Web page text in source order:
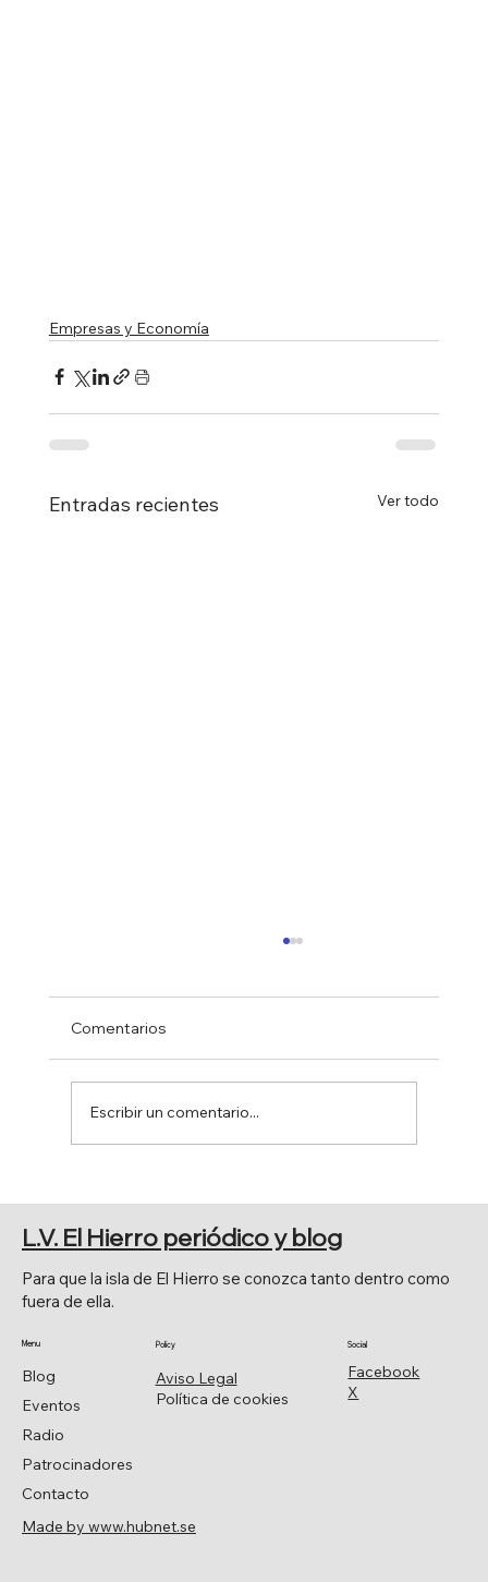
Empresas y Economía
Entradas recientes Ver todo
Comentarios
Escribir un comentario...
Facebook
X
Social
Aviso Legal
Política de cookies
Policy
Blog
Eventos
Radio
Patrocinadores
Contacto
Menu
Para que la isla de El Hierro se conozca tanto dentro como
fuera de ella.
L.V. El Hierro periódico y blog
Made by www.hubnet.se